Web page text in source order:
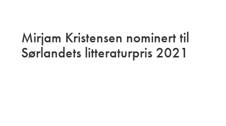
Mirjam Kristensen nominert til
Sørlandets litteraturpris 2021